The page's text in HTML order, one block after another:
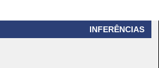
INFERÊNCIAS